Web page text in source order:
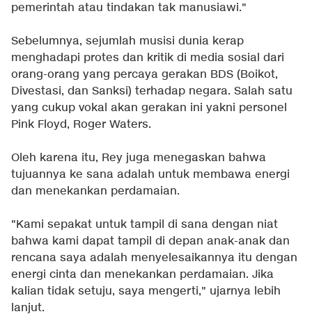
pemerintah atau tindakan tak manusiawi."
Sebelumnya, sejumlah musisi dunia kerap
menghadapi protes dan kritik di media sosial dari
orang-orang yang percaya gerakan BDS (Boikot,
Divestasi, dan Sanksi) terhadap negara. Salah satu
yang cukup vokal akan gerakan ini yakni personel
Pink Floyd, Roger Waters.
Oleh karena itu, Rey juga menegaskan bahwa
tujuannya ke sana adalah untuk membawa energi
dan menekankan perdamaian.
"Kami sepakat untuk tampil di sana dengan niat
bahwa kami dapat tampil di depan anak-anak dan
rencana saya adalah menyelesaikannya itu dengan
energi cinta dan menekankan perdamaian. Jika
kalian tidak setuju, saya mengerti," ujarnya lebih
lanjut.